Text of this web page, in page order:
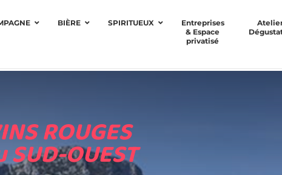
BIÈRE SPIRITUEUX
Entreprises
& Espace
privatisé
ROUGES
SUD-OUEST